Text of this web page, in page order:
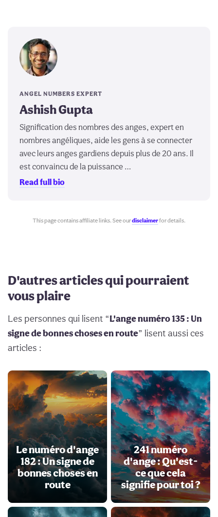
ANGEL NUMBERS EXPERT
Ashish Gupta
Signification des nombres des anges, expert en
nombres angéliques, aide les gens à se connecter
avec leurs anges gardiens depuis plus de 20 ans. Il
est convaincu de la puissance …
Read full bio
This page contains affiliate links. See ourdisclaimerfor details.
D'autres articles qui pourraient
vous plaire
Les personnes qui lisent “L'ange numéro 135 : Un
signe de bonnes choses en route” lisent aussi ces
articles :
Le numéro d'ange
182 : Un signe de
bonnes choses en
route
241 numéro
d'ange : Qu'est-
ce que cela
signifie pour toi ?